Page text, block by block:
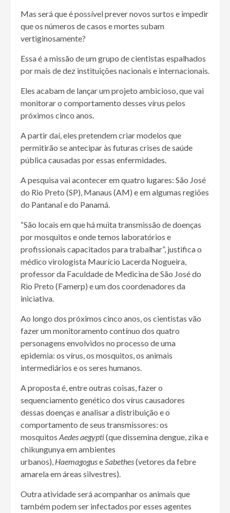
Mas será que é possível prever novos surtos e impedir
que os números de casos e mortes subam
vertiginosamente?
Essa é a missão de um grupo de cientistas espalhados
por mais de dez instituições nacionais e internacionais.
Eles acabam de lançar um projeto ambicioso, que vai
monitorar o comportamento desses vírus pelos
próximos cinco anos.
A partir daí, eles pretendem criar modelos que
permitirão se antecipar às futuras crises de saúde
pública causadas por essas enfermidades.
A pesquisa vai acontecer em quatro lugares: São José
do Rio Preto (SP), Manaus (AM) e em algumas regiões
do Pantanal e do Panamá.
“São locais em que há muita transmissão de doenças
por mosquitos e onde temos laboratórios e
profissionais capacitados para trabalhar”, justifica o
médico virologista Maurício Lacerda Nogueira,
professor da Faculdade de Medicina de São José do
Rio Preto (Famerp) e um dos coordenadores da
iniciativa.
Ao longo dos próximos cinco anos, os cientistas vão
fazer um monitoramento contínuo dos quatro
personagens envolvidos no processo de uma
epidemia: os vírus, os mosquitos, os animais
intermediários e os seres humanos.
A proposta é, entre outras coisas, fazer o
sequenciamento genético dos vírus causadores
dessas doenças e analisar a distribuição e o
comportamento de seus transmissores: os
mosquitos Aedes aegypti(que dissemina dengue, zika e
chikungunya em ambientes
urbanos), HaemagoguseSabethes(vetores da febre
amarela em áreas silvestres).
Outra atividade será acompanhar os animais que
também podem ser infectados por esses agentes